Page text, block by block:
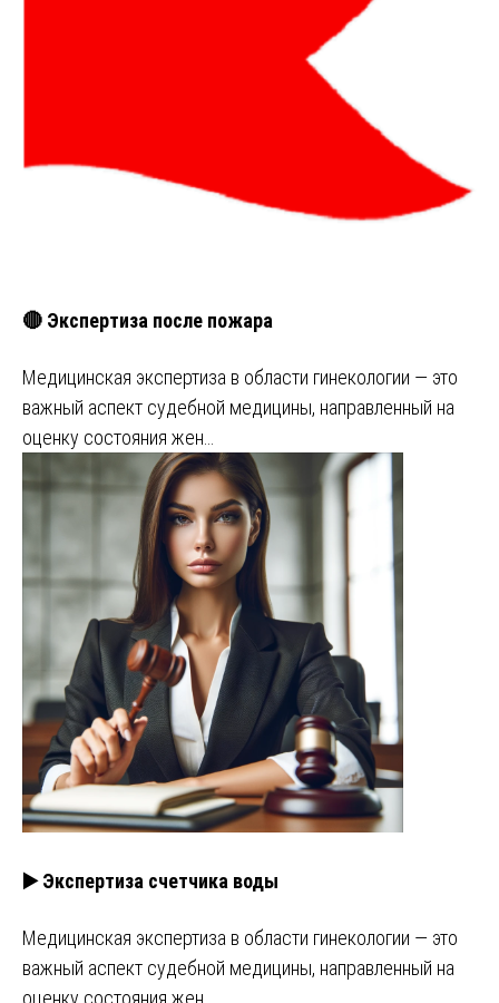
🔴 Экспертиза после пожара
Медицинская экспертиза в области гинекологии — это
важный аспект судебной медицины, направленный на
оценку состояния жен…
▶️ Экспертиза счетчика воды
Медицинская экспертиза в области гинекологии — это
важный аспект судебной медицины, направленный на